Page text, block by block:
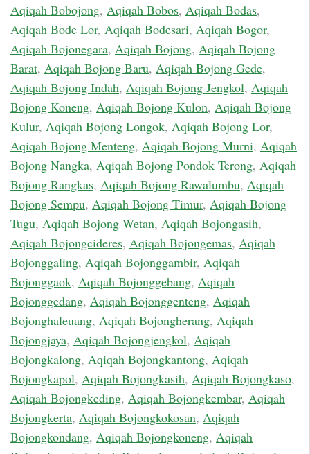
Aqiqah Bobojong, Aqiqah Bobos, Aqiqah Bodas,
Aqiqah Bode Lor, Aqiqah Bodesari, Aqiqah Bogor,
Aqiqah Bojonegara, Aqiqah Bojong, Aqiqah Bojong
Barat, Aqiqah Bojong Baru, Aqiqah Bojong Gede,
Aqiqah Bojong Indah, Aqiqah Bojong Jengkol, Aqiqah
Bojong Koneng, Aqiqah Bojong Kulon, Aqiqah Bojong
Kulur, Aqiqah Bojong Longok, Aqiqah Bojong Lor,
Aqiqah Bojong Menteng, Aqiqah Bojong Murni, Aqiqah
Bojong Nangka, Aqiqah Bojong Pondok Terong, Aqiqah
Bojong Rangkas, Aqiqah Bojong Rawalumbu, Aqiqah
Bojong Sempu, Aqiqah Bojong Timur, Aqiqah Bojong
Tugu, Aqiqah Bojong Wetan, Aqiqah Bojongasih,
Aqiqah Bojongcideres, Aqiqah Bojongemas, Aqiqah
Bojonggaling, Aqiqah Bojonggambir, Aqiqah
Bojonggaok, Aqiqah Bojonggebang, Aqiqah
Bojonggedang, Aqiqah Bojonggenteng, Aqiqah
Bojonghaleuang, Aqiqah Bojongherang, Aqiqah
Bojongjaya, Aqiqah Bojongjengkol, Aqiqah
Bojongkalong, Aqiqah Bojongkantong, Aqiqah
Bojongkapol, Aqiqah Bojongkasih, Aqiqah Bojongkaso,
Aqiqah Bojongkeding, Aqiqah Bojongkembar, Aqiqah
Bojongkerta, Aqiqah Bojongkokosan, Aqiqah
Bojongkondang, Aqiqah Bojongkoneng, Aqiqah